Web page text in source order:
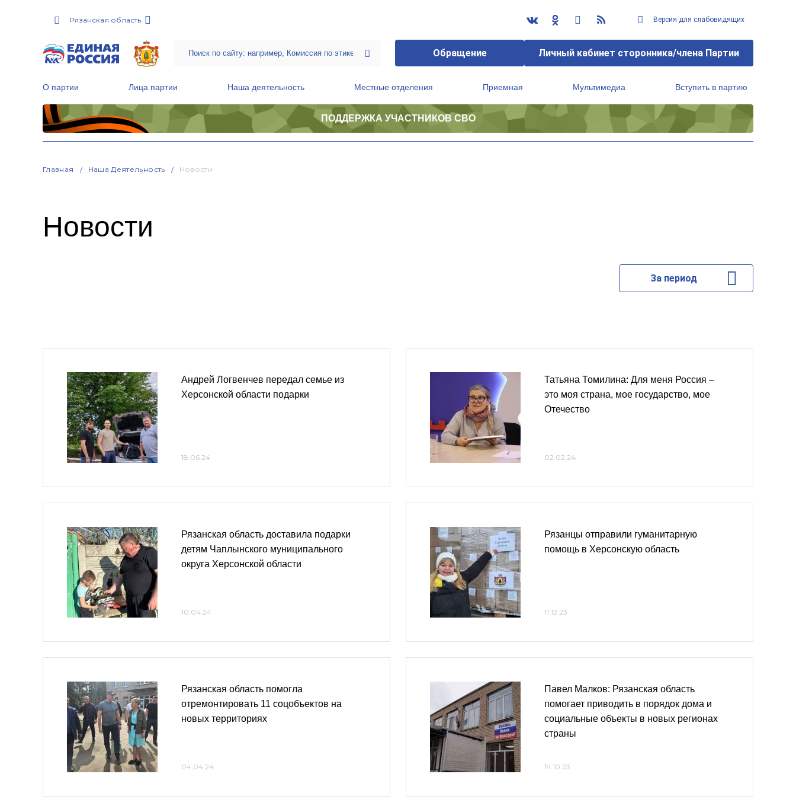
Рязанская область Версия для слабовидящих
Обращение Личный кабинет сторонника/члена Партии
О партии Лица партии Наша деятельность Местные отделения Приемная Мультимедиа Вступить в партию
ПОДДЕРЖКА УЧАСТНИКОВ СВО
Главная Наша Деятельность Новости
Новости
За период
Андрей Логвенчев передал семье из
Херсонской области подарки
18.06.24
Рязанская область доставила подарки
детям Чаплынского муниципального
округа Херсонской области
10.04.24
Рязанская область помогла
отремонтировать 11 соцобъектов на
новых территориях
04.04.24
Татьяна Томилина: Для меня Россия –
это моя страна, мое государство, мое
Отечество
02.02.24
Рязанцы отправили гуманитарную
помощь в Херсонскую область
11.12.23
Павел Малков: Рязанская область
помогает приводить в порядок дома и
социальные объекты в новых регионах
страны
19.10.23